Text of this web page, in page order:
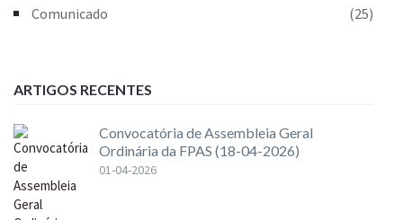
Comunicado
(25)
ARTIGOS RECENTES
Convocatória de Assembleia Geral
Ordinária da FPAS (18-04-2026)
01-04-2026